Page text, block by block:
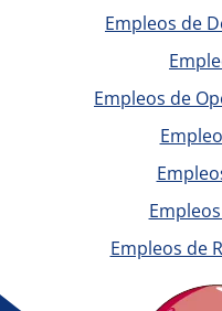
Empleos de
Empleos de
Empleos de